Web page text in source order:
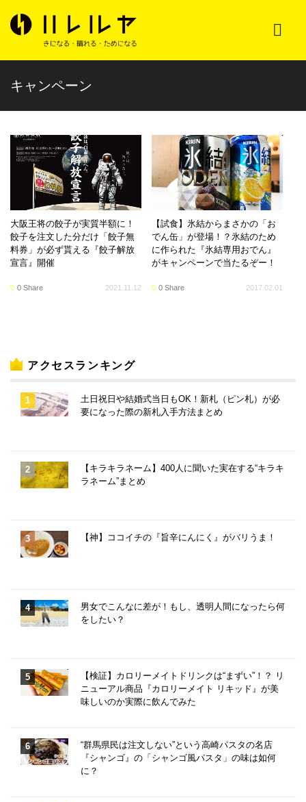
キャンペーン
大阪王将の餃子が実質半額に！
餃子を注文した分だけ「餃子無
料券」が必ず貰える『餃子解放
宣言』開催
0 Share 2021.11.12
【試食】氷結からまさかの「お
でん缶」が登場！？氷結のため
に作られた『氷結専用おでん』
がキャンペーンで当たるぞー！
0 Share 2017.02.01
アクセスランキング
土日祝日や結婚式当日もOK！新札（ピン札）が必
要になった際の新札入手方法まとめ
【キラキラネーム】400人に聞いた実在する“キラキ
ラネーム”まとめ
【神】ココイチの『旨辛にんにく』がバリうま！
男女でこんなに差が！もし、透明人間になったら何
をしたい？
【検証】カロリーメイトドリンクは“まずい”！？ リ
ニューアル商品『カロリーメイト リキッド』が美
味しいのか実際に飲んでみた
“群馬県民は注文しない”という高崎パスタの名店
『シャンゴ』の「シャンゴ風パスタ」の味は如何
に？